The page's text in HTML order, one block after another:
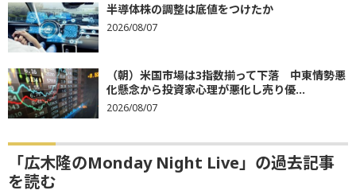
半導体株の調整は底値をつけたか
2026/08/07
（朝）米国市場は3指数揃って下落 中東情勢悪
化懸念から投資家心理が悪化し売り優...
2026/08/07
「広木隆のMonday Night Live」の過去記事
を読む